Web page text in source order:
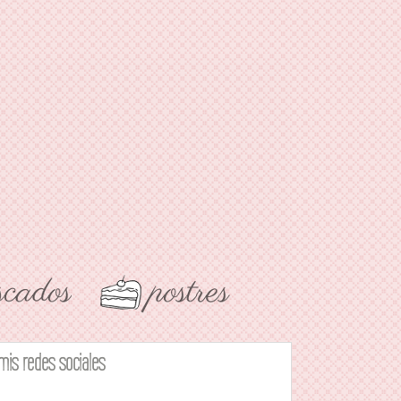
redes sociales